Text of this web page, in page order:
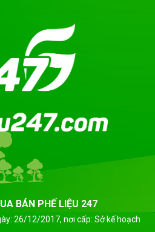
BÁN PHẾ LIỆU 247
26/12/2017, nơi cấp: Sở kế hoạch